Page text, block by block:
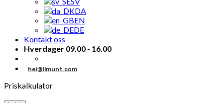
DA
EN
DE
Kontakt oss
Hverdager 09.00 - 16.00
hei@limunt.com
Priskalkulator